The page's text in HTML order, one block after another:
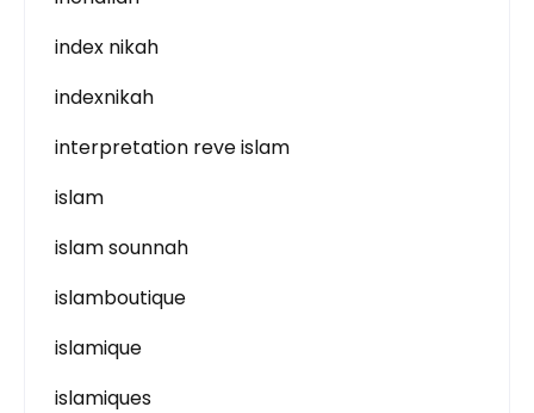
index nikah
indexnikah
interpretation reve islam
islam
islam sounnah
islamboutique
islamique
islamiques